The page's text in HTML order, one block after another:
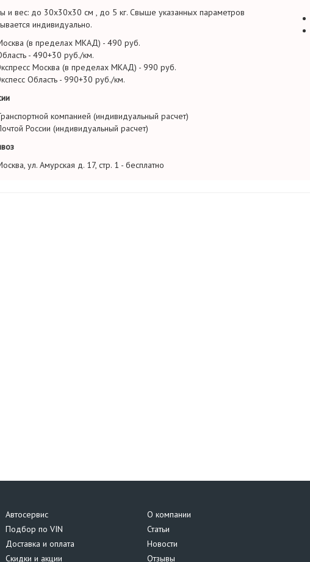
и вес: до 30х30х30 см , до 5 кг. Свыше указанных параметров
индивидуально.
(в пределах МКАД) - 490 руб.
- 490+30 руб./км.
Москва (в пределах МКАД) - 990 руб.
Область - 990+30 руб./км.
компанией (индивидуальный расчет)
России (индивидуальный расчет)
ул. Амурская д. 17, стр. 1 - бесплатно
Автосервис
Подбор по VIN
Доставка и оплата
Скидки и акции
О компании
Статьи
Новости
Отзывы